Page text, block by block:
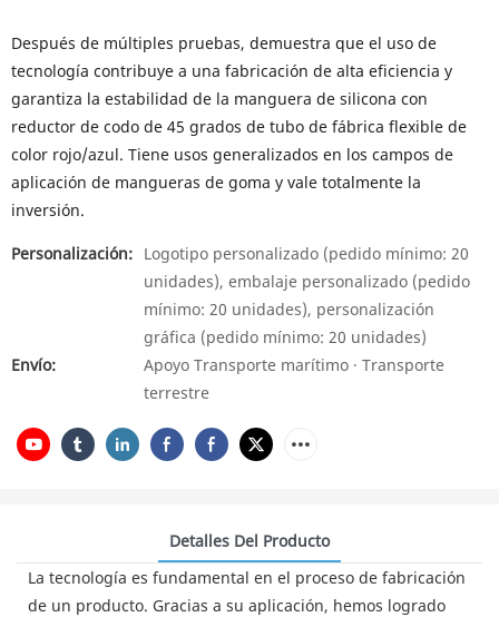
Después de múltiples pruebas, demuestra que el uso de
tecnología contribuye a una fabricación de alta eficiencia y
garantiza la estabilidad de la manguera de silicona con
reductor de codo de 45 grados de tubo de fábrica flexible de
color rojo/azul. Tiene usos generalizados en los campos de
aplicación de mangueras de goma y vale totalmente la
inversión.
Personalización: Logotipo personalizado (pedido mínimo: 20
unidades), embalaje personalizado (pedido
mínimo: 20 unidades), personalización
gráfica (pedido mínimo: 20 unidades)
Envío:
Apoyo Transporte marítimo · Transporte
terrestre
Detalles Del Producto
La tecnología es fundamental en el proceso de fabricación
de un producto. Gracias a su aplicación, hemos logrado